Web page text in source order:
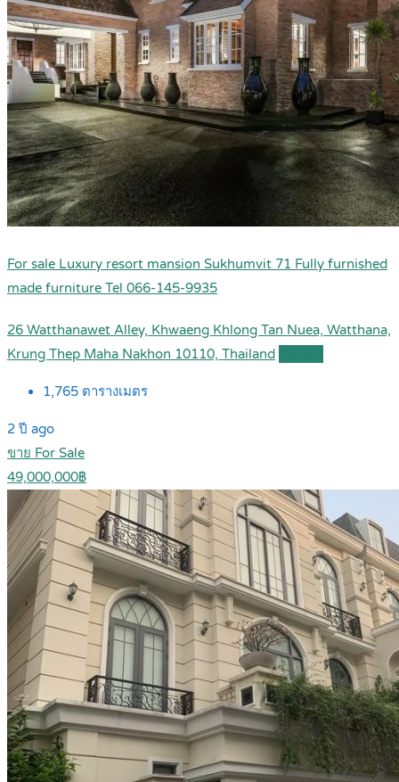
For sale Luxury resort mansion Sukhumvit 71 Fully furnished
made furniture Tel 066-145-9935
26 Watthanawet Alley, Khwaeng Khlong Tan Nuea, Watthana,
Krung Thep Maha Nakhon 10110, Thailand
1,765 ตารางเมตร
2 ปี ago
ขาย For Sale
49,000,000฿